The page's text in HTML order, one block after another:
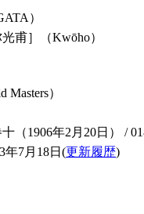
）
甫］（Kwōho）
）
（1906年2月20日） /
年7月18日(更新履歴)